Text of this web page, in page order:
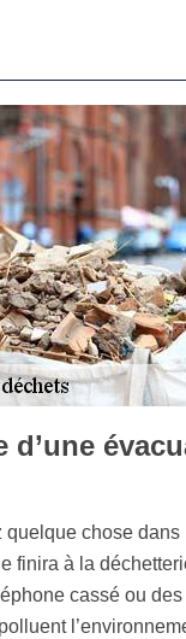
d’une
quelque chose dans
finira à la
cassé ou